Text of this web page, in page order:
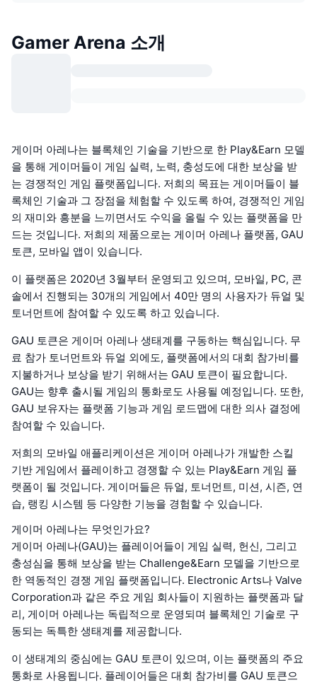
Gamer Arena 소개
게이머 아레나는 블록체인 기술을 기반으로 한 Play&Earn 모델
을 통해 게이머들이 게임 실력, 노력, 충성도에 대한 보상을 받
는 경쟁적인 게임 플랫폼입니다. 저희의 목표는 게이머들이 블
록체인 기술과 그 장점을 체험할 수 있도록 하여, 경쟁적인 게임
의 재미와 흥분을 느끼면서도 수익을 올릴 수 있는 플랫폼을 만
드는 것입니다. 저희의 제품으로는 게이머 아레나 플랫폼, GAU
토큰, 모바일 앱이 있습니다.
이 플랫폼은 2020년 3월부터 운영되고 있으며, 모바일, PC, 콘
솔에서 진행되는 30개의 게임에서 40만 명의 사용자가 듀얼 및
토너먼트에 참여할 수 있도록 하고 있습니다.
GAU 토큰은 게이머 아레나 생태계를 구동하는 핵심입니다. 무
료 참가 토너먼트와 듀얼 외에도, 플랫폼에서의 대회 참가비를
지불하거나 보상을 받기 위해서는 GAU 토큰이 필요합니다.
GAU는 향후 출시될 게임의 통화로도 사용될 예정입니다. 또한,
GAU 보유자는 플랫폼 기능과 게임 로드맵에 대한 의사 결정에
참여할 수 있습니다.
저희의 모바일 애플리케이션은 게이머 아레나가 개발한 스킬
기반 게임에서 플레이하고 경쟁할 수 있는 Play&Earn 게임 플
랫폼이 될 것입니다. 게이머들은 듀얼, 토너먼트, 미션, 시즌, 연
습, 랭킹 시스템 등 다양한 기능을 경험할 수 있습니다.
게이머 아레나는 무엇인가요?
게이머 아레나(GAU)는 플레이어들이 게임 실력, 헌신, 그리고
충성심을 통해 보상을 받는 Challenge&Earn 모델을 기반으로
한 역동적인 경쟁 게임 플랫폼입니다. Electronic Arts나 Valve
Corporation과 같은 주요 게임 회사들이 지원하는 플랫폼과 달
리, 게이머 아레나는 독립적으로 운영되며 블록체인 기술로 구
동되는 독특한 생태계를 제공합니다.
이 생태계의 중심에는 GAU 토큰이 있으며, 이는 플랫폼의 주요
통화로 사용됩니다. 플레이어들은 대회 참가비를 GAU 토큰으